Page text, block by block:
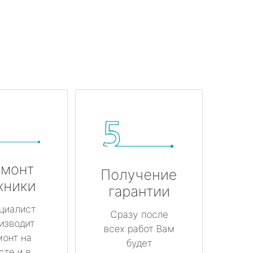
на
Получение
гарантии
Сразу после
всех работ Вам
будет